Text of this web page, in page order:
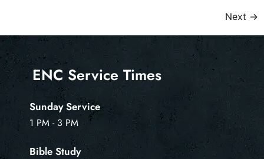
Next →
ENC Service Times
Sunday Service
1 PM - 3 PM
Bible Study